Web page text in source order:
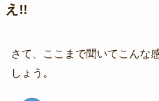
え!!
さて、ここまで聞いてこんな
しょう。